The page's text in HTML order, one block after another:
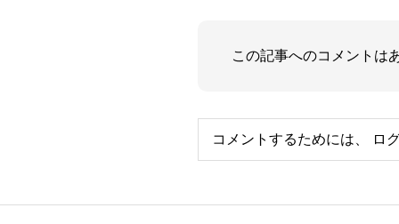
この記事へのコメントは
コメントするためには、 ロ